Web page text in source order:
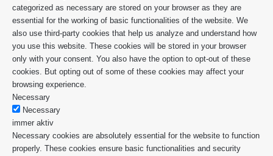
categorized as necessary are stored on your browser as they are
essential for the working of basic functionalities of the website. We
also use third-party cookies that help us analyze and understand how
you use this website. These cookies will be stored in your browser
only with your consent. You also have the option to opt-out of these
cookies. But opting out of some of these cookies may affect your
browsing experience.
Necessary
Necessary
immer aktiv
Necessary cookies are absolutely essential for the website to function
properly. These cookies ensure basic functionalities and security